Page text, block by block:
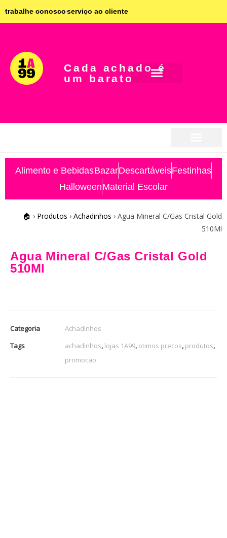
trabalhe conoscoserviço ao cliente
Cada achado é
um barato
Alimento e BebidasBazarDescartáveisFestinhas
HalloweenMaterial Escolar
🏠 › Produtos › Achadinhos › Agua Mineral C/Gas Cristal Gold
510Ml
Agua Mineral C/Gas Cristal Gold
510Ml
Categoria
Achadinhos
Tags
achadinhos, lojas 1A99, otimos precos, produtos,
promocao